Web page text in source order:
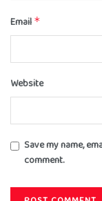
Email *
Website
Save my name,
comment.